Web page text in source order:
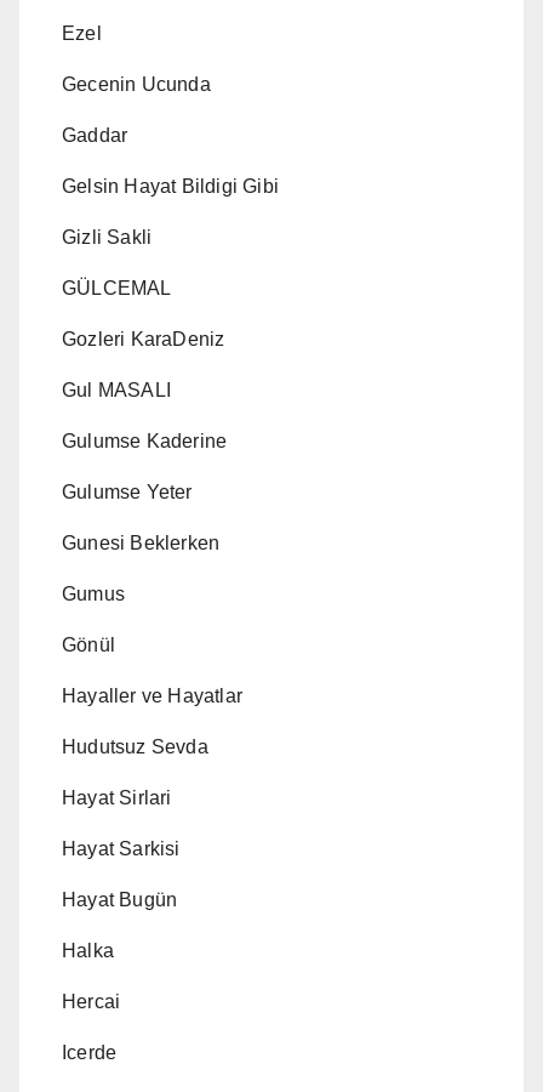
Ezel
Gecenin Ucunda
Gaddar
Gelsin Hayat Bildigi Gibi
Gizli Sakli
GÜLCEMAL
Gozleri KaraDeniz
Gul MASALI
Gulumse Kaderine
Gulumse Yeter
Gunesi Beklerken
Gumus
Gönül
Hayaller ve Hayatlar
Hudutsuz Sevda
Hayat Sirlari
Hayat Sarkisi
Hayat Bugün
Halka
Hercai
Icerde